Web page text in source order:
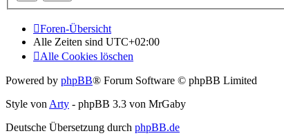
Foren-Übersicht
Alle Zeiten sind UTC+02:00
Alle Cookies löschen
Powered by phpBB® Forum Software © phpBB Limited
Style von Arty - phpBB 3.3 von MrGaby
Deutsche Übersetzung durch phpBB.de